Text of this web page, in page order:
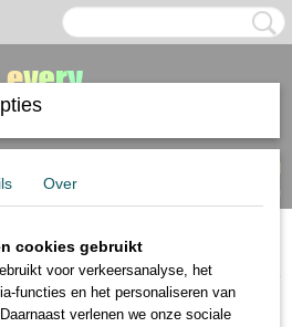
(0)
>Talens Rembrandt Portret 30 softpastels
Over
cookies gebruikt
voor verkeersanalyse, het
functies en het personaliseren van
verlenen we onze sociale